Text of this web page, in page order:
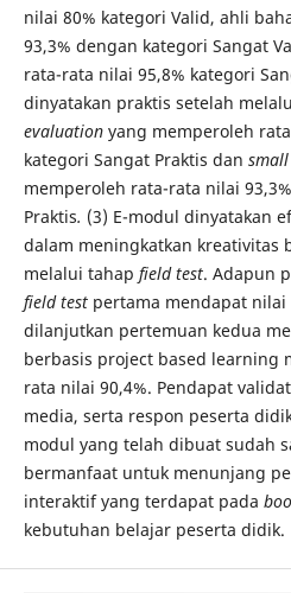
nilai 80% kategori Valid, ahli
93,3% dengan kategori Sangat
rata-rata nilai 95,8% kategori
dinyatakan praktis setelah
evaluationyang memperoleh
kategori Sangat Praktis dan
memperoleh rata-rata nilai
Praktis. (3) E-modul dinyatakan
dalam meningkatkan kreativitas
melalui tahap field test. Adapun
field testpertama mendapat nilai
dilanjutkan pertemuan kedua
berbasis project based learning
rata nilai 90,4%. Pendapat
media, serta respon peserta
modul yang telah dibuat sudah
bermanfaat untuk menunjang
interaktif yang terdapat pada
kebutuhan belajar peserta didik.